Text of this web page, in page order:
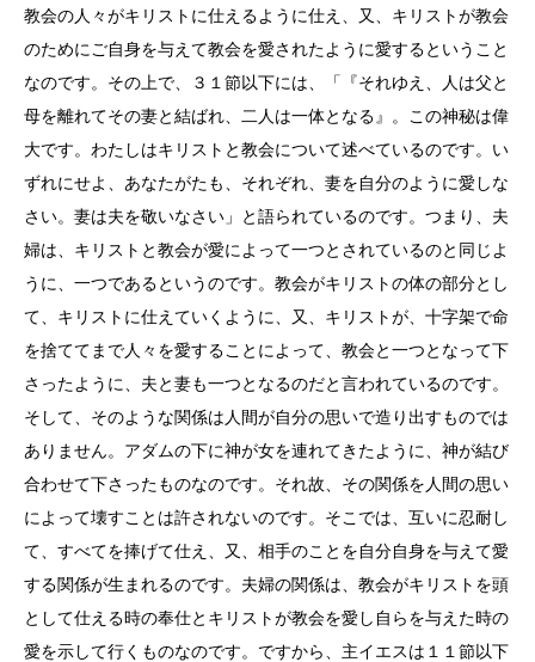
教会の人々がキリストに仕えるように仕え、又、キリストが教会
のためにご自身を与えて教会を愛されたように愛するということ
なのです。その上で、３１節以下には、「『それゆえ、人は父と
母を離れてその妻と結ばれ、二人は一体となる』。この神秘は偉
大です。わたしはキリストと教会について述べているのです。い
ずれにせよ、あなたがたも、それぞれ、妻を自分のように愛しな
さい。妻は夫を敬いなさい」と語られているのです。つまり、夫
婦は、キリストと教会が愛によって一つとされているのと同じよ
うに、一つであるというのです。教会がキリストの体の部分とし
て、キリストに仕えていくように、又、キリストが、十字架で命
を捨ててまで人々を愛することによって、教会と一つとなって下
さったように、夫と妻も一つとなるのだと言われているのです。
そして、そのような関係は人間が自分の思いで造り出すものでは
ありません。アダムの下に神が女を連れてきたように、神が結び
合わせて下さったものなのです。それ故、その関係を人間の思い
によって壊すことは許されないのです。そこでは、互いに忍耐し
て、すべてを捧げて仕え、又、相手のことを自分自身を与えて愛
する関係が生まれるのです。夫婦の関係は、教会がキリストを頭
として仕える時の奉仕とキリストが教会を愛し自らを与えた時の
愛を示して行くものなのです。ですから、主イエスは１１節以下